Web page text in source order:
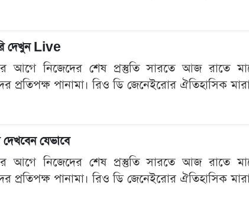
দেখুন Live
আগে নিজেদের শেষ প্রস্তুতি সারতে আজ রাতে মাঠে
প্রতিপক্ষ পানামা। রিও ডি জেনেইরোর ঐতিহাসিক
যেভাবে
আগে নিজেদের শেষ প্রস্তুতি সারতে আজ রাতে মাঠে
প্রতিপক্ষ পানামা। রিও ডি জেনেইরোর ঐতিহাসিক